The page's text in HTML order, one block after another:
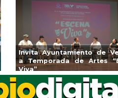
y banquetas para la
El Mango en Pánuco